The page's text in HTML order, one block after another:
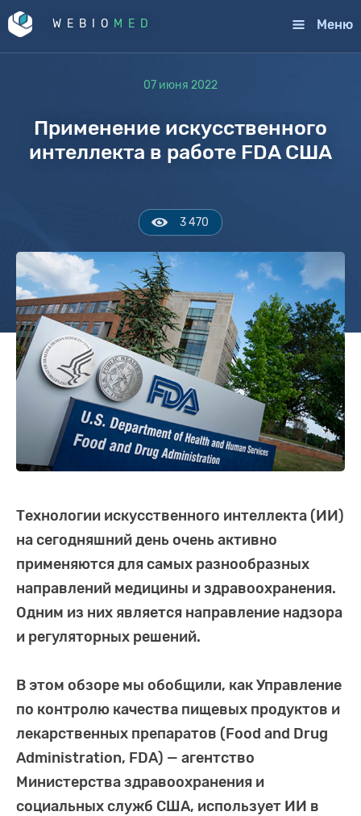
WEBIO MED Меню
07 июня 2022
Применение искусственного
интеллекта в работе FDA США
3 470
Технологии искусственного интеллекта (ИИ)
на сегодняшний день очень активно
применяются для самых разнообразных
направлений медицины и здравоохранения.
Одним из них является направление надзора
и регуляторных решений.
В этом обзоре мы обобщили, как Управление
по контролю качества пищевых продуктов и
лекарственных препаратов (Food and Drug
Administration, FDA) — агентство
Министерства здравоохранения и
социальных служб США, использует ИИ в